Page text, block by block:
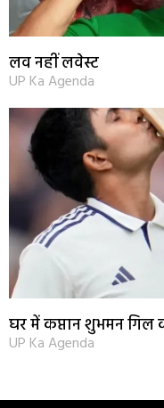
लव नहीं लवेस्ट
UP Ka Agenda
घर में कप्तान शुभमन
UP Ka Agenda